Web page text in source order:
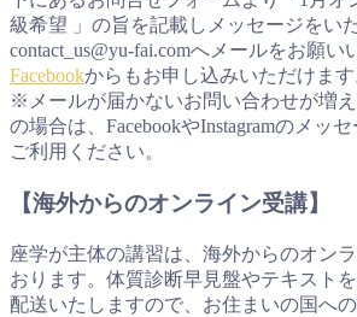
級希望 」の旨を記載しメッセージをい
contact_us@yu-fai.comへメールをお願い
Facebookからもお申し込みいただけます
※メールが届かないお問い合わせが増
の場合は、FacebookやInstagramのメッ
ご利用ください。
【海外からのオンライン受講】
座学が主体の講習は、海外からのオン
おります。体質診断早見盤やテキスト
配送いたしますので、お住まいの国へ